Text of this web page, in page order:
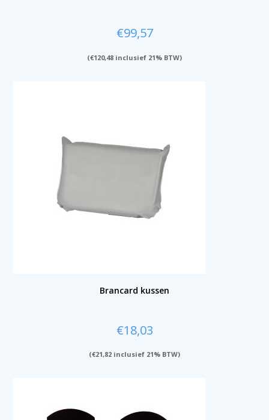
€99,57
(€120,48 inclusief 21% BTW)
Brancard kussen
€18,03
(€21,82 inclusief 21% BTW)